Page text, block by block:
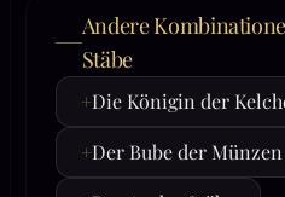
Andere
Stäbe
+Die Königin der
+Der Bube der Münzen